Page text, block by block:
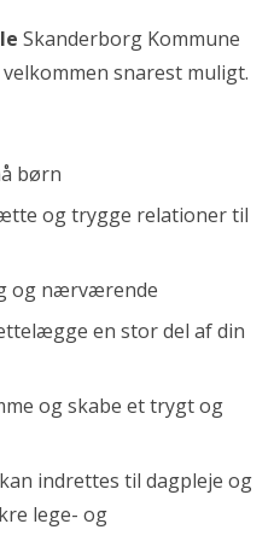
Skanderborg Kommune
snarest muligt.
børn
og trygge relationer til
og nærværende
en stor del af din
og skabe et trygt og
indrettes til dagpleje og
lege- og